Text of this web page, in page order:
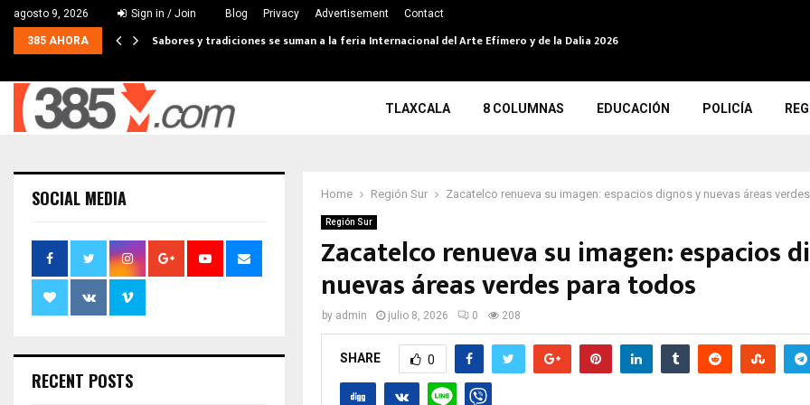
agosto 9, 2026 Sign in / Join Blog Privacy Advertisement Contact
385 AHORA Sabores y tradiciones se suman a la feria Internacional del Arte Efímero y de la Dalia 2026
TLAXCALA 8 COLUMNAS EDUCACIÓN POLICÍA
Home Región Sur Zacatelco renueva su imagen: espacios dignos y nuevas áreas
Región Sur
Zacatelco renueva su imagen: espacios
nuevas áreas verdes para todos
by admin julio 8, 2026 0 208
SHARE 0
SOCIAL MEDIA
RECENT POSTS